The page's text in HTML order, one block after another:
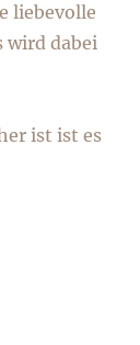
liebevolle
wird dabei
ist ist es